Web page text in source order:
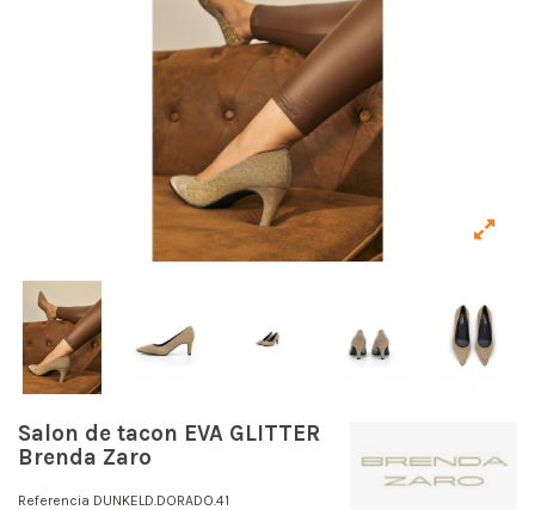
Salon de tacon EVA GLITTER
Brenda Zaro
Referencia DUNKELD.DORADO.41